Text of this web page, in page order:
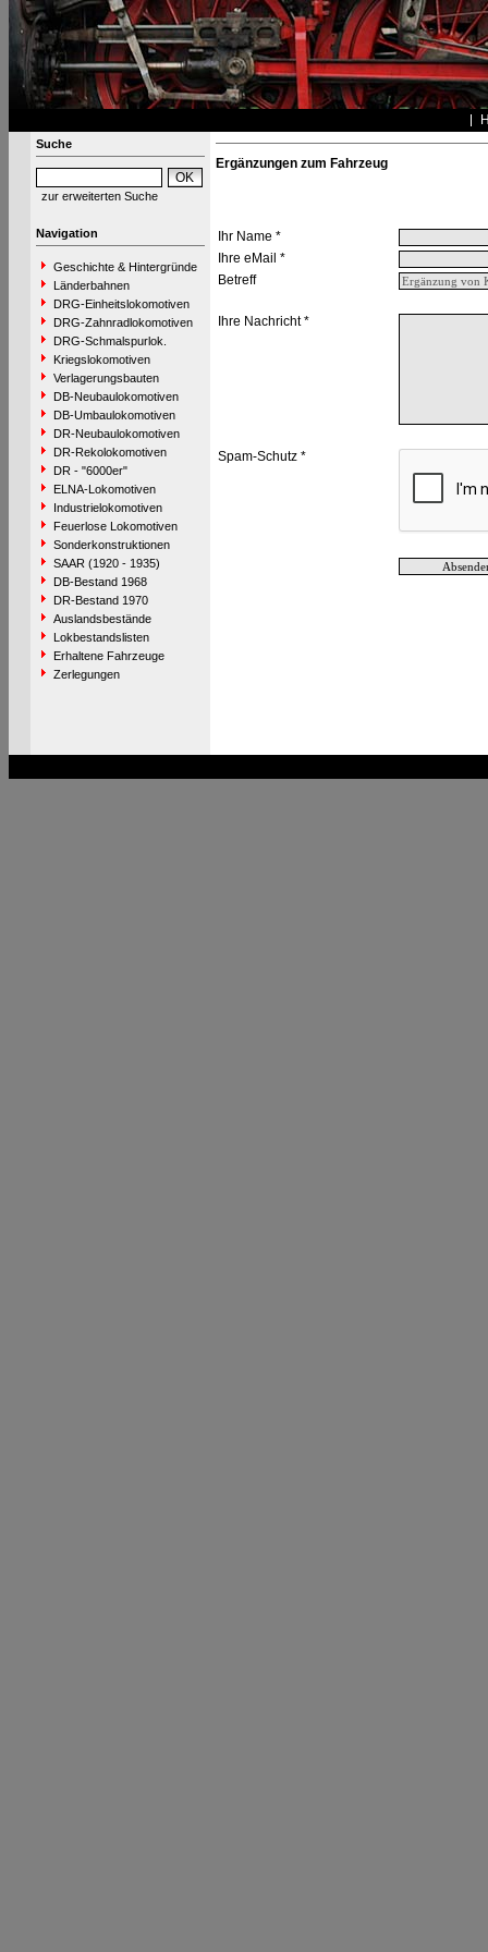
Suche
zur erweiterten Suche
Navigation
Geschichte & Hintergründe
Länderbahnen
DRG-Einheitslokomotiven
DRG-Zahnradlokomotiven
DRG-Schmalspurlok.
Kriegslokomotiven
Verlagerungsbauten
DB-Neubaulokomotiven
DB-Umbaulokomotiven
DR-Neubaulokomotiven
DR-Rekolokomotiven
DR - "6000er"
ELNA-Lokomotiven
Industrielokomotiven
Feuerlose Lokomotiven
Sonderkonstruktionen
SAAR (1920 - 1935)
DB-Bestand 1968
DR-Bestand 1970
Auslandsbestände
Lokbestandslisten
Erhaltene Fahrzeuge
Zerlegungen
Ergänzungen zum Fahrzeug
Ihr Name *
Ihre eMail *
Betreff
Ihre Nachricht *
Spam-Schutz *